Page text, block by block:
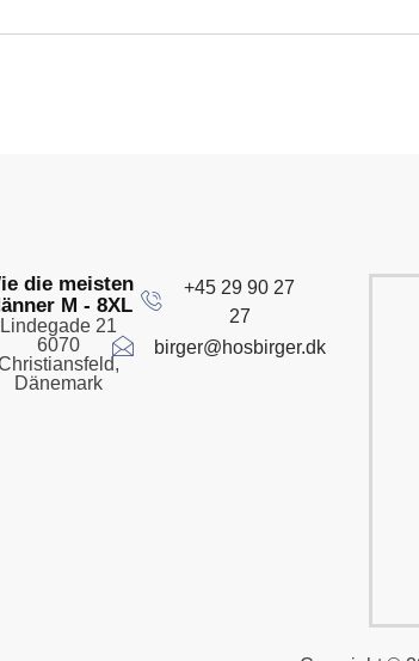
die meisten
M - 8XL
Lindegade 21
6070
Dänemark
+45 29 90 27
27
birger@hosbirger.dk